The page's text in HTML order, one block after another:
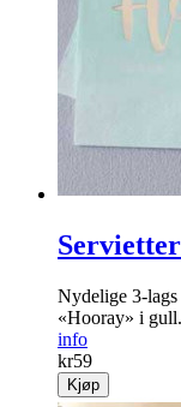
Nydelige 3-lags
«Hooray» i gull.
info
kr59
Kjøp